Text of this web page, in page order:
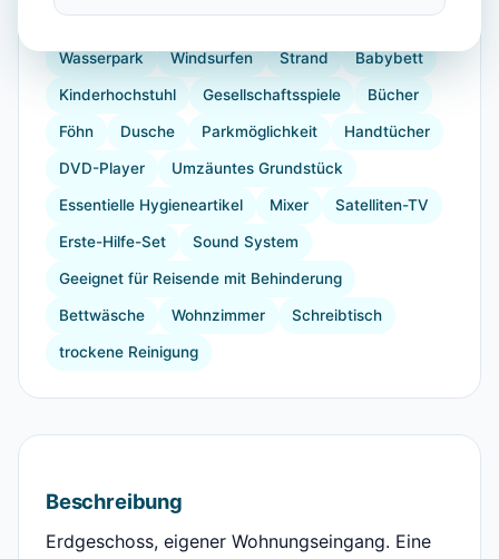
Vogelbeobachtung Reiten Segeln
Wasserpark Windsurfen Strand Babybett
Kinderhochstuhl Gesellschaftsspiele Bücher
Föhn Dusche Parkmöglichkeit Handtücher
DVD-Player Umzäuntes Grundstück
Essentielle Hygieneartikel Mixer Satelliten-TV
Erste-Hilfe-Set Sound System
Geeignet für Reisende mit Behinderung
Bettwäsche Wohnzimmer Schreibtisch
trockene Reinigung
Beschreibung
Erdgeschoss, eigener Wohnungseingang. Eine